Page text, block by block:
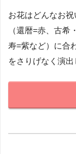
お花はどんなお
（還暦=赤、古
寿=紫など）に合
をさりげなく演出